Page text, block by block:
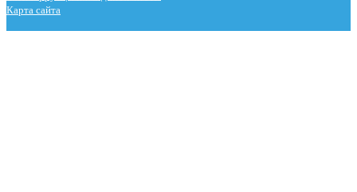
Карта сайта